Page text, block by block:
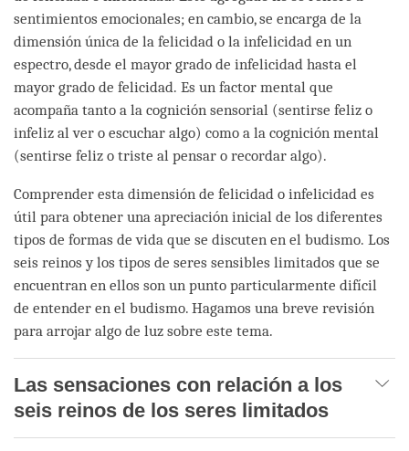
sentimientos emocionales; en cambio, se encarga de la
dimensión única de la felicidad o la infelicidad en un
espectro, desde el mayor grado de infelicidad hasta el
mayor grado de felicidad. Es un factor mental que
acompaña tanto a la cognición sensorial (sentirse feliz o
infeliz al ver o escuchar algo) como a la cognición mental
(sentirse feliz o triste al pensar o recordar algo).
Comprender esta dimensión de felicidad o infelicidad es
útil para obtener una apreciación inicial de los diferentes
tipos de formas de vida que se discuten en el budismo. Los
seis reinos y los tipos de seres sensibles limitados que se
encuentran en ellos son un punto particularmente difícil
de entender en el budismo. Hagamos una breve revisión
para arrojar algo de luz sobre este tema.
Las sensaciones con relación a los
seis reinos de los seres limitados